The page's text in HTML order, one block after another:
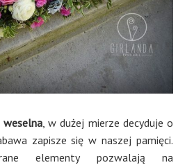
weselna, w dużej mierze decyduje o
zapisze się w naszej pamięci.
elementy pozwalają na